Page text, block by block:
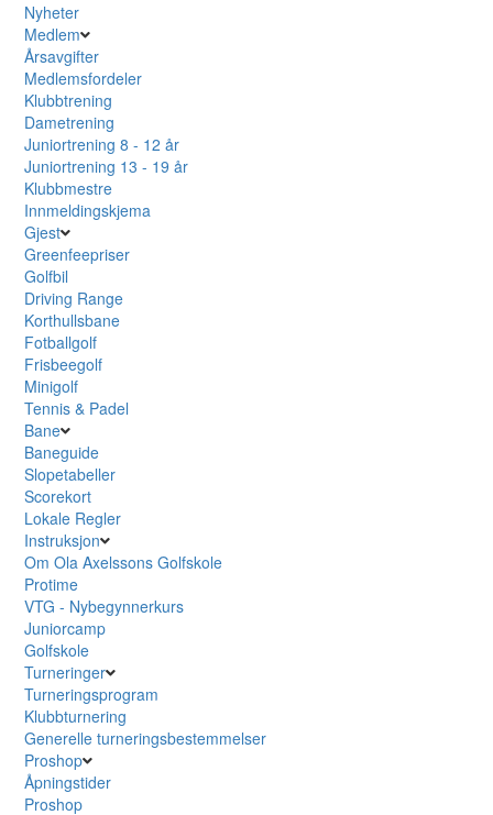
Nyheter
Medlem
Årsavgifter
Medlemsfordeler
Klubbtrening
Dametrening
Juniortrening 8 - 12 år
Juniortrening 13 - 19 år
Klubbmestre
Innmeldingskjema
Gjest
Greenfeepriser
Golfbil
Driving Range
Korthullsbane
Fotballgolf
Frisbeegolf
Minigolf
Tennis & Padel
Bane
Baneguide
Slopetabeller
Scorekort
Lokale Regler
Instruksjon
Om Ola Axelssons Golfskole
Protime
VTG - Nybegynnerkurs
Juniorcamp
Golfskole
Turneringer
Turneringsprogram
Klubbturnering
Generelle turneringsbestemmelser
Proshop
Åpningstider
Proshop